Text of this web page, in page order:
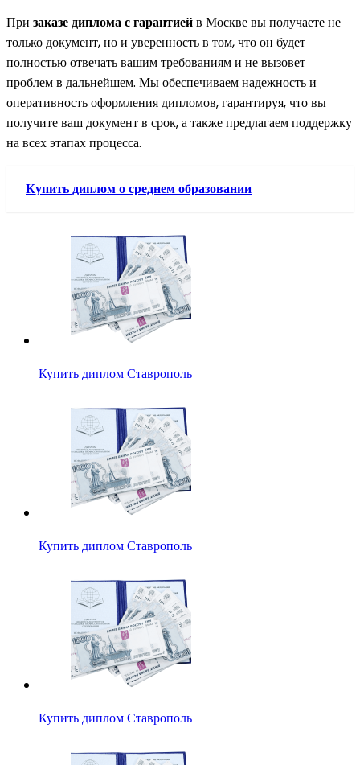
При заказе диплома с гарантиейв Москве вы получаете не
только документ, но и уверенность в том, что он будет
полностью отвечать вашим требованиям и не вызовет
проблем в дальнейшем. Мы обеспечиваем надежность и
оперативность оформления дипломов, гарантируя, что вы
получите ваш документ в срок, а также предлагаем поддержку
на всех этапах процесса.
Купить диплом о среднем образовании
Купить диплом Ставрополь
Купить диплом Ставрополь
Купить диплом Ставрополь